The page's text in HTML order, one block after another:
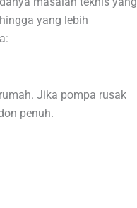
yang lebih
Jika pompa rusak
penuh.